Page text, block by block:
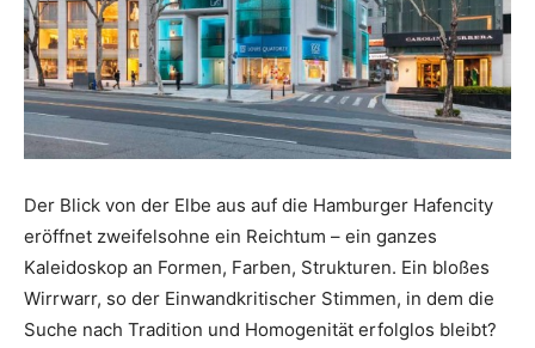
Der Blick von der Elbe aus auf die Hamburger Hafencity
eröffnet zweifelsohne ein Reichtum – ein ganzes
Kaleidoskop an Formen, Farben, Strukturen. Ein bloßes
Wirrwarr, so der Einwandkritischer Stimmen, in dem die
Suche nach Tradition und Homogenität erfolglos bleibt?